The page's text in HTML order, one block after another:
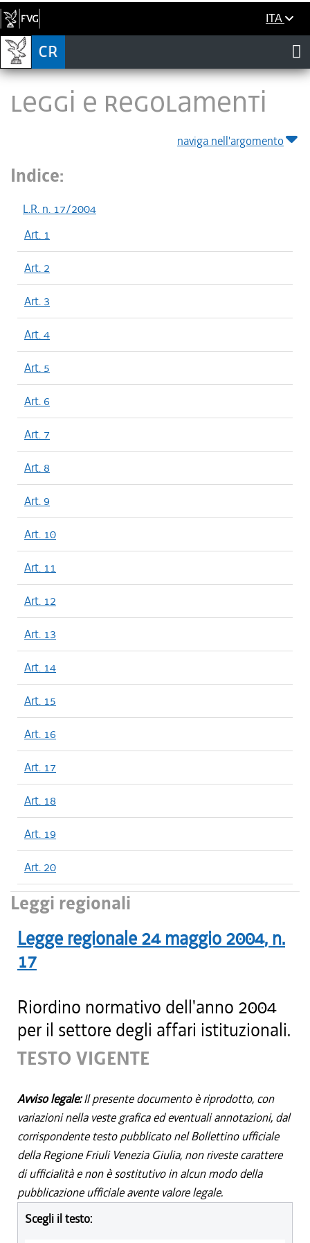
ITA
LEGGI E REGOLAMENTI
naviga nell'argomento
Indice:
L.R. n. 17/2004
Art. 1
Art. 2
Art. 3
Art. 4
Art. 5
Art. 6
Art. 7
Art. 8
Art. 9
Art. 10
Art. 11
Art. 12
Art. 13
Art. 14
Art. 15
Art. 16
Art. 17
Art. 18
Art. 19
Art. 20
Leggi regionali
Legge regionale 24 maggio 2004, n.
17
Riordino normativo dell'anno 2004
per il settore degli affari istituzionali.
TESTO VIGENTE
Avviso legale:Il presente documento è riprodotto, con
variazioni nella veste grafica ed eventuali annotazioni, dal
corrispondente testo pubblicato nel Bollettino ufficiale
della Regione Friuli Venezia Giulia, non riveste carattere
di ufficialità e non è sostitutivo in alcun modo della
pubblicazione ufficiale avente valore legale.
Scegli il testo: